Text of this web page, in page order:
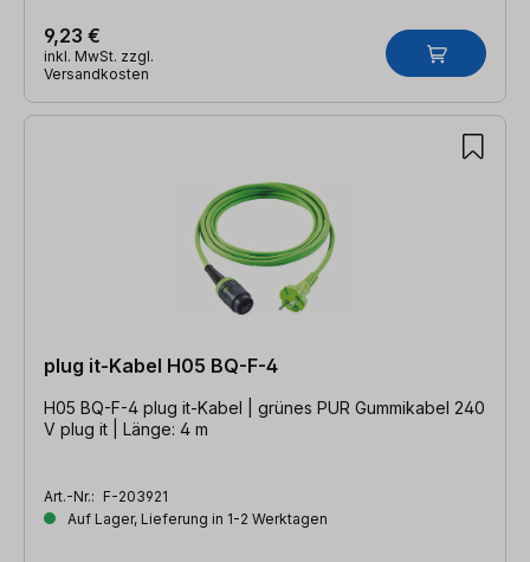
9,23 €
inkl. MwSt. zzgl.
Versandkosten
plug it-Kabel H05 BQ-F-4
H05 BQ-F-4 plug it-Kabel | grünes PUR Gummikabel 240
V plug it | Länge: 4 m
Art.-Nr.: F-203921
Auf Lager, Lieferung in 1-2 Werktagen